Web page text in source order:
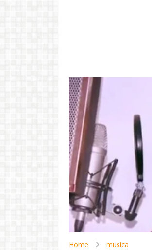
Home musica
Video: "Tem pessoas ki sa
larga Cabo Verde pa vivi
vida pior na Portugal" -
Dezabafo
LER MAIS